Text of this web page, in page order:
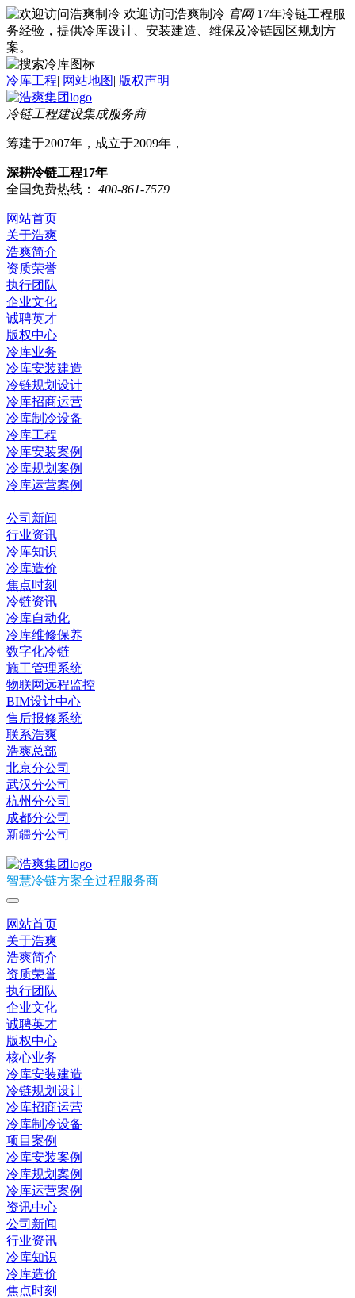
欢迎访问浩爽制冷 官网 17年冷链工程服
务经验，提供冷库设计、安装建造、维保及冷链园区规划方
案。
冷库工程| 网站地图| 版权声明
冷链工程建设集成服务商
筹建于2007年，成立于2009年，
深耕冷链工程17年
全国免费热线：
400-861-7579
网站首页
关于浩爽
浩爽简介
资质荣誉
执行团队
企业文化
诚聘英才
版权中心
冷库业务
冷库安装建造
冷链规划设计
冷库招商运营
冷库制冷设备
冷库工程
冷库安装案例
冷库规划案例
冷库运营案例
公司新闻
行业资讯
冷库知识
冷库造价
焦点时刻
冷链资讯
冷库自动化
冷库维修保养
数字化冷链
施工管理系统
物联网远程监控
BIM设计中心
售后报修系统
联系浩爽
浩爽总部
北京分公司
武汉分公司
杭州分公司
成都分公司
新疆分公司
智慧冷链方案全过程服务商
网站首页
关于浩爽
浩爽简介
资质荣誉
执行团队
企业文化
诚聘英才
版权中心
核心业务
冷库安装建造
冷链规划设计
冷库招商运营
冷库制冷设备
项目案例
冷库安装案例
冷库规划案例
冷库运营案例
资讯中心
公司新闻
行业资讯
冷库知识
冷库造价
焦点时刻